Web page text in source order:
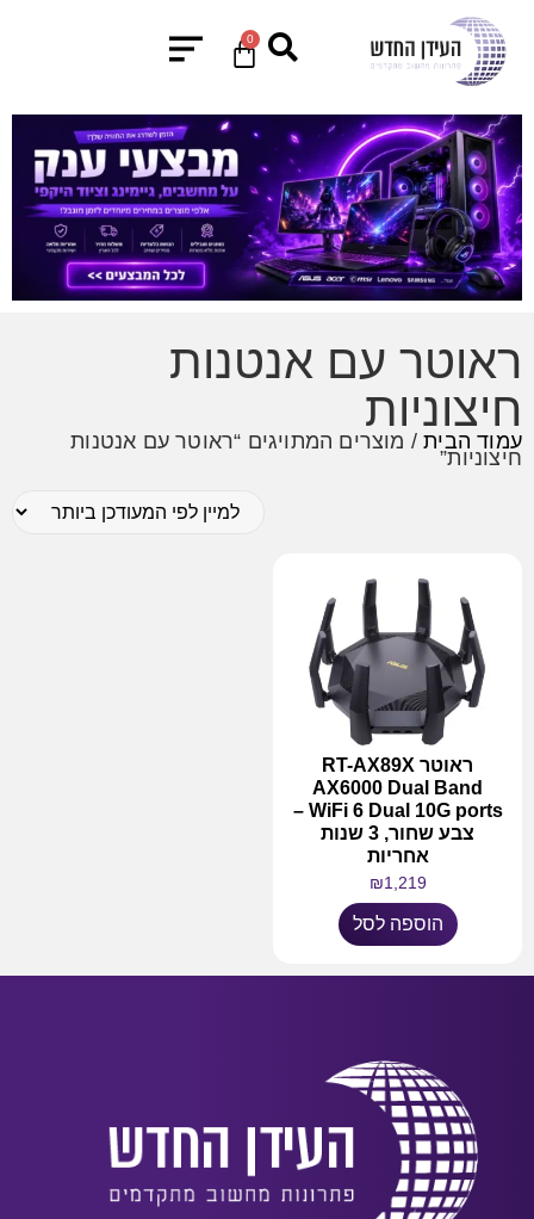
0
ראוטר עם אנטנות
חיצוניות
עמוד הבית/ מוצרים המתויגים “ראוטר עם אנטנות
חיצוניות”
ראוטר RT-AX89X
AX6000 Dual Band
WiFi 6 Dual 10G ports –
צבע שחור, 3 שנות
אחריות
₪1,219
הוספה לסל